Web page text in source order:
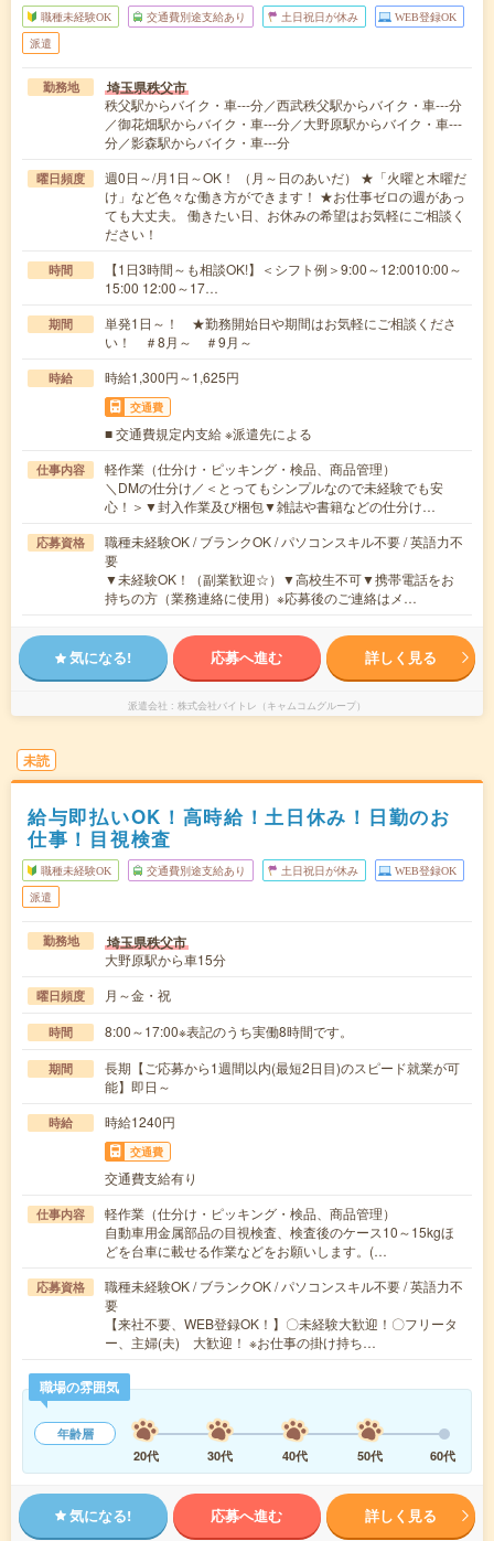
職種未経験OK 交通費別途支給あり 土日祝日が休み WEB登録OK
派遣
勤務地 埼玉県秩父市
秩父駅からバイク・車---分／西武秩父駅からバイク・車---分
／御花畑駅からバイク・車---分／大野原駅からバイク・車---
分／影森駅からバイク・車---分
曜日頻度
週0日～/月1日～OK！ （月～日のあいだ） ★「火曜と木曜だ
け」など色々な働き方ができます！ ★お仕事ゼロの週があっ
ても大丈夫。 働きたい日、お休みの希望はお気軽にご相談く
ださい！
時間
【1日3時間～も相談OK!】＜シフト例＞9:00～12:0010:00～
15:00 12:00～17…
期間
単発1日～！ ★勤務開始日や期間はお気軽にご相談くださ
い！ ＃8月～ ＃9月～
時給 時給1,300円～1,625円
交通費
■ 交通費規定内支給 ※派遣先による
仕事内容
軽作業（仕分け・ピッキング・検品、商品管理）
＼DMの仕分け／＜とってもシンプルなので未経験でも安
心！＞▼封入作業及び梱包▼雑誌や書籍などの仕分け…
応募資格
職種未経験OK / ブランクOK / パソコンスキル不要 / 英語力不
要
▼未経験OK！（副業歓迎☆）▼高校生不可▼携帯電話をお
持ちの方（業務連絡に使用）※応募後のご連絡はメ…
気になる! 応募へ進む 詳しく見る
派遣会社 株式会社バイトレ（キャムコムグループ）
未読
給与即払いOK！高時給！土日休み！日勤のお
仕事！目視検査
職種未経験OK 交通費別途支給あり 土日祝日が休み WEB登録OK
派遣
勤務地 埼玉県秩父市
大野原駅から車15分
曜日頻度 月～金・祝
時間 8:00～17:00※表記のうち実働8時間です。
期間
長期【ご応募から1週間以内(最短2日目)のスピード就業が可
能】即日～
時給 時給1240円
交通費
交通費支給有り
仕事内容
軽作業（仕分け・ピッキング・検品、商品管理）
自動車用金属部品の目視検査、検査後のケース10～15kgほ
どを台車に載せる作業などをお願いします。(…
応募資格
職種未経験OK / ブランクOK / パソコンスキル不要 / 英語力不
要
【来社不要、WEB登録OK！】〇未経験大歓迎！〇フリータ
ー、主婦(夫) 大歓迎！ ※お仕事の掛け持ち…
職場の雰囲気
年齢層
20代
30代 40代 50代 60代
気になる! 応募へ進む 詳しく見る